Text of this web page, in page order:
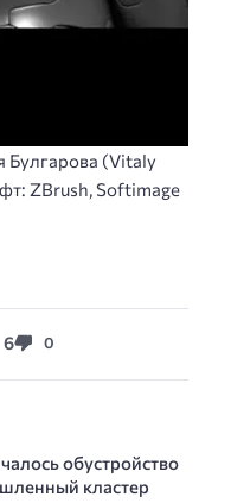
Булгарова (Vitaly
ZBrush, Softimage
6 0
обустройство
кластер